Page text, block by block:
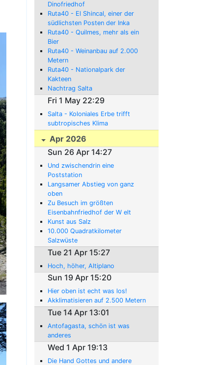
Dinofriedhof
Ruta40 - El Shincal, einer der
südlichsten Posten der Inka
Ruta40 - Quilmes, mehr als ein
Bier
Ruta40 - Weinanbau auf 2.000
Metern
Ruta40 - Nationalpark der
Kakteen
Nachtrag Salta
Fri 1 May 22:29
Salta - Koloniales Erbe trifft
subtropisches Klima
Apr 2026
Sun 26 Apr 14:27
Und zwischendrin eine
Poststation
Langsamer Abstieg von ganz
oben
Zu Besuch im größten
Eisenbahnfriedhof der W elt
Kunst aus Salz
10.000 Quadratkilometer
Salzwüste
Tue 21 Apr 15:27
Hoch, höher, Altiplano
Sun 19 Apr 15:20
Hier oben ist echt was los!
Akklimatisieren auf 2.500 Metern
Tue 14 Apr 13:01
Antofagasta, schön ist was
anderes
Wed 1 Apr 19:13
Die Hand Gottes und andere